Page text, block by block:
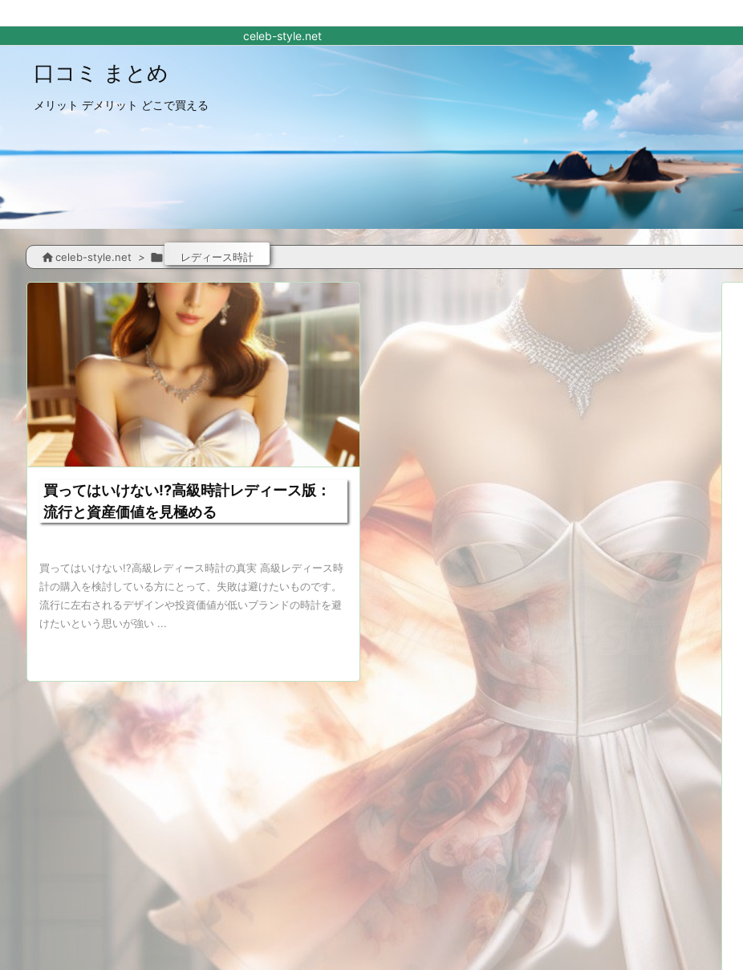
celeb-style.net
口コミ まとめ
メリット デメリット どこで買える
celeb-style.net >  レディース時計
買ってはいけない!?高級時計レディース版：
流行と資産価値を見極める
買ってはいけない!?高級レディース時計の真実 高級レディース時
計の購入を検討している方にとって、失敗は避けたいものです。
流行に左右されるデザインや投資価値が低いブランドの時計を避
けたいという思いが強い ...